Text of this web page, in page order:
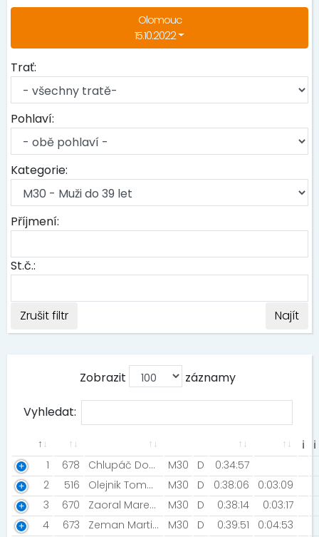
Olomouc
15.10.2022
Trať:
Pohlaví:
Kategorie:
Příjmení:
St.č.:
Zrušit filtr Najít
Zobrazit záznamy
Vyhledat:
ℹ
ℹ
1
678 Chlupáč Dominik [MIZUNO TEAM] M30 D
0:34:57
2
516 Olejnik Tomasz [Edi Team Zgorzelec ] M30 D 0:38:06
0:03:09
3
670 Zaoral Marek [UrbanBajk] M30 D 0:38:14
0:03:17
4
673 Zeman Martin [TJ Sokol Kralovice] M30 D 0:39:51
0:04:53